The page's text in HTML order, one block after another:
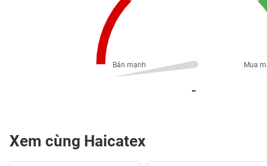
Mua
Bán mạnh
Xem cùng Haicatex
TƯ